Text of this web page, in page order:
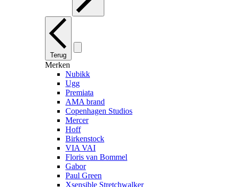
Terug
Merken
Nubikk
Ugg
Premiata
AMA brand
Copenhagen Studios
Mercer
Hoff
Birkenstock
VIA VAI
Floris van Bommel
Gabor
Paul Green
Xsensible Stretchwalker